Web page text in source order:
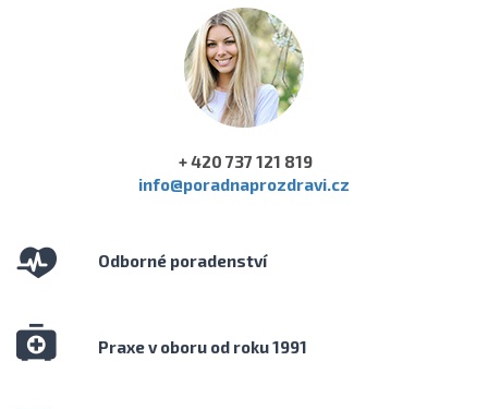
+ 420 737 121 819
info@poradnaprozdravi.cz
Odborné poradenství
Praxe v oboru od roku 1991